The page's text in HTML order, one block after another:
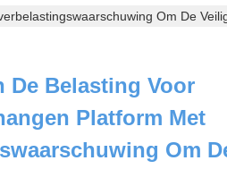
Om De
De Belasting Voor
Platform Met
Om